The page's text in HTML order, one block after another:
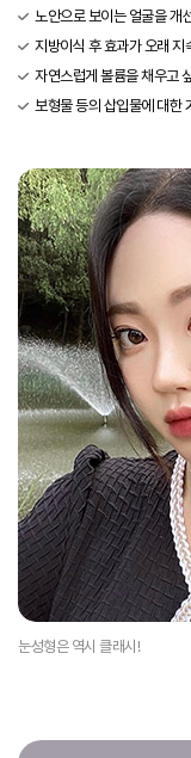
노안으로 보이는 얼굴을 개
지방이식 후 효과가 오래 지
자연스럽게 볼륨을 채우고
보형물 등의 삽입물에 대한
눈성형은 역시 클래시!